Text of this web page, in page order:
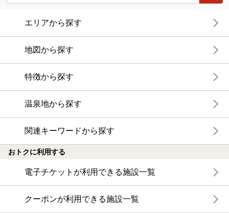
エリアから探す
地図から探す
特徴から探す
温泉地から探す
関連キーワードから探す
おトクに利用する
電子チケットが利用できる施設一覧
クーポンが利用できる施設一覧